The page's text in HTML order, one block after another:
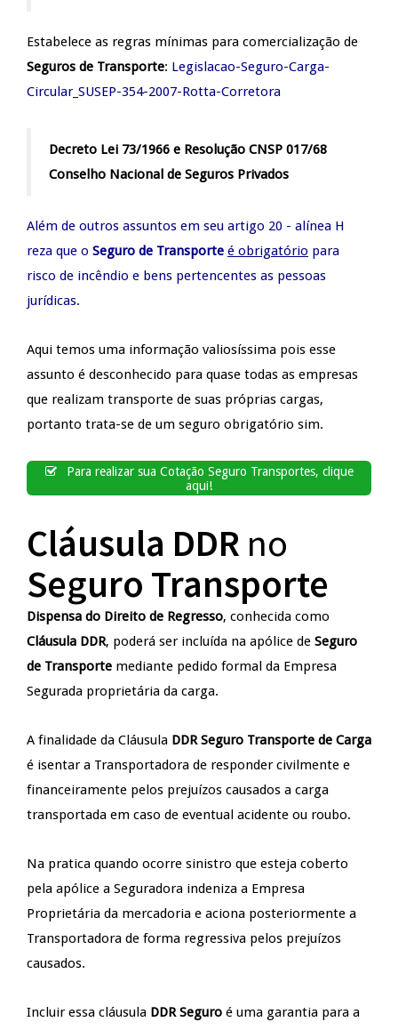
Estabelece as regras mínimas para comercialização de
Seguros de Transporte: Legislacao-Seguro-Carga-
Circular_SUSEP-354-2007-Rotta-Corretora
Decreto Lei 73/1966 e Resolução CNSP 017/68
Conselho Nacional de Seguros Privados
Além de outros assuntos em seu artigo 20 - alínea H
reza que o Seguro de Transporte é obrigatório para
risco de incêndio e bens pertencentes as pessoas
jurídicas.
Aqui temos uma informação valiosíssima pois esse
assunto é desconhecido para quase todas as empresas
que realizam transporte de suas próprias cargas,
portanto trata-se de um seguro obrigatório sim.
Para realizar sua Cotação Seguro Transportes, clique
aqui!
Cláusula DDR no
Seguro Transporte
Dispensa do Direito de Regresso, conhecida como
Cláusula DDR, poderá ser incluída na apólice de Seguro
de Transporte mediante pedido formal da Empresa
Segurada proprietária da carga.
A finalidade da Cláusula DDR Seguro Transporte de Carga
é isentar a Transportadora de responder civilmente e
financeiramente pelos prejuízos causados a carga
transportada em caso de eventual acidente ou roubo.
Na pratica quando ocorre sinistro que esteja coberto
pela apólice a Seguradora indeniza a Empresa
Proprietária da mercadoria e aciona posteriormente a
Transportadora de forma regressiva pelos prejuízos
causados.
Incluir essa cláusula DDR Seguro é uma garantia para a